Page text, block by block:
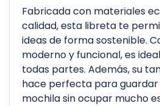
Fabricada con materiales
calidad, esta libreta te
ideas de forma sostenible.
moderno y funcional, es
todas partes. Además, su
hace perfecta para guardar
mochila sin ocupar mucho